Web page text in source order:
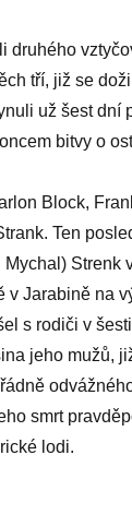
druhého
tří, již se
už šest dní
bitvy o
Block,
Ten
Strenk
v Jarabině na
s rodiči v
jeho mužů,
smrt
lodi.